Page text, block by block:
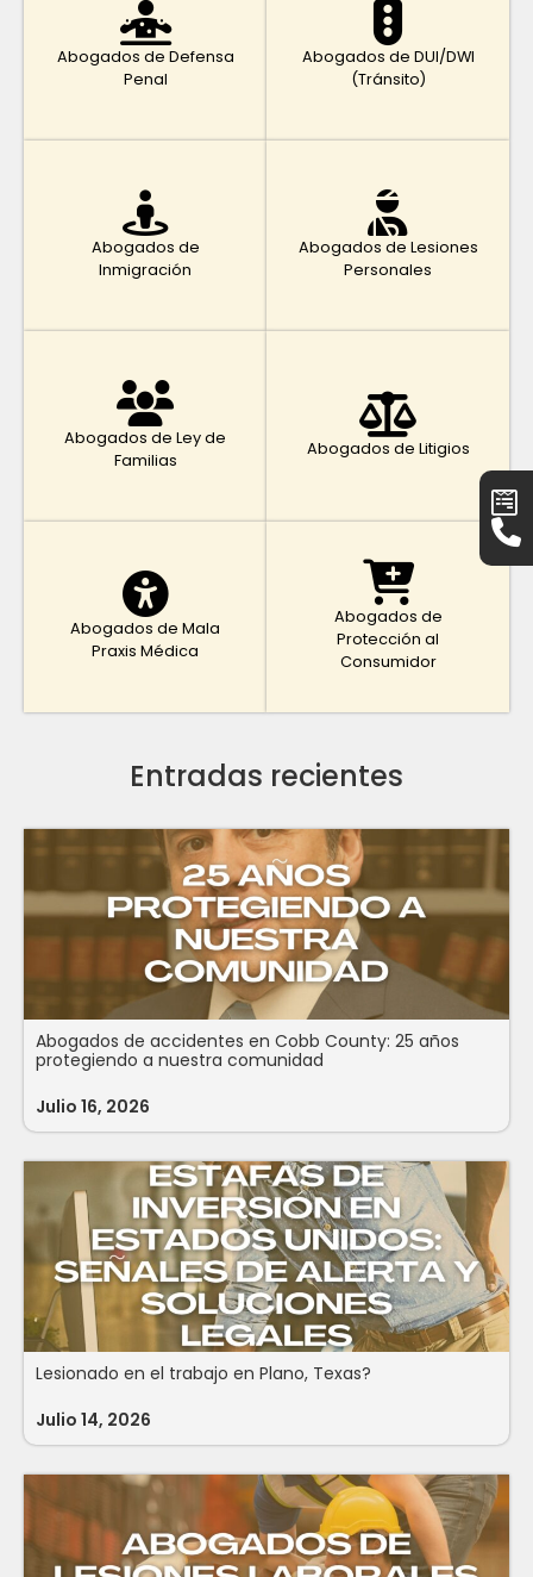
Abogados de Defensa
Penal
Abogados de DUI/DWI
(Tránsito)
Abogados de
Inmigración
Abogados de Lesiones
Personales
Abogados de Ley de
Familias
Abogados de Litigios
Abogados de Mala
Praxis Médica
Abogados de
Protección al
Consumidor
Entradas recientes
Abogados de accidentes en Cobb County: 25 años
protegiendo a nuestra comunidad
Julio 16, 2026
Lesionado en el trabajo en Plano, Texas?
Julio 14, 2026